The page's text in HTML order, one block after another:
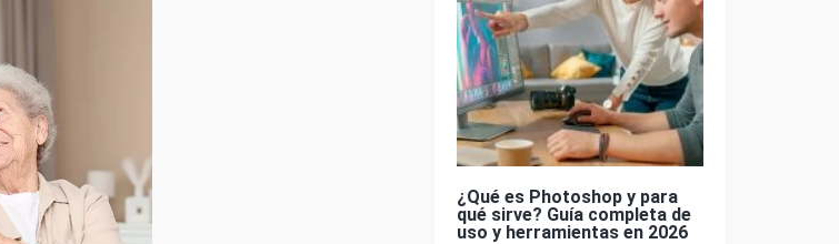
¿Qué es Photoshop y para
qué sirve? Guía completa de
uso y herramientas en 2026